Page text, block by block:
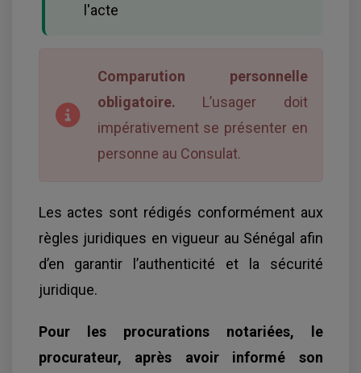
l'acte
Comparution personnelle
obligatoire. L’usager doit
impérativement se présenter en
personne au Consulat.
Les actes sont rédigés conformément aux
règles juridiques en vigueur au Sénégal afin
d’en garantir l’authenticité et la sécurité
juridique.
Pour les procurations notariées, le
procurateur, après avoir informé son